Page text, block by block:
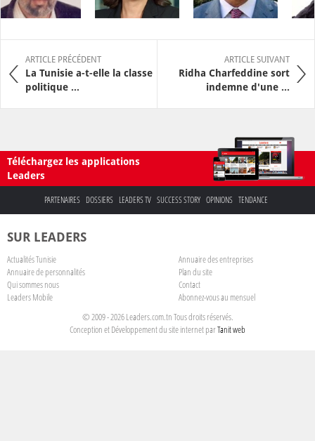
ARTICLE PRÉCÉDENT
La Tunisie a-t-elle la classe
politique ...
ARTICLE SUIVANT
Ridha Charfeddine sort
indemne d'une ...
Téléchargez les applications
Leaders
PARTENAIRES DOSSIERS LEADERS TV SUCCESS STORY OPINIONS TENDANCE
SUR LEADERS
Actualités Tunisie
Annuaire des entreprises
Annuaire de personnalités
Plan du site
Qui sommes nous
Contact
Leaders Mobile
Abonnez-vous au mensuel
© 2009 - 2026 Leaders.com.tn Tous droits réservés.
Conception et Développement du site internet parTanit web